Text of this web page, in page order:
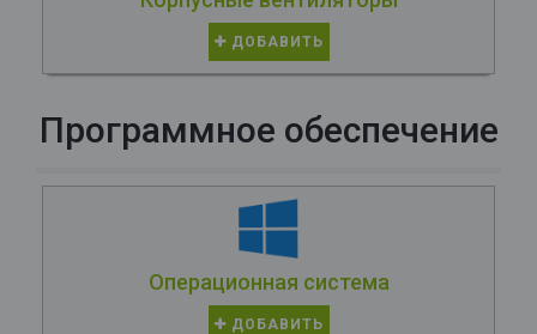
ДОБАВИТЬ
Программное обеспечение
Операционная система
ДОБАВИТЬ